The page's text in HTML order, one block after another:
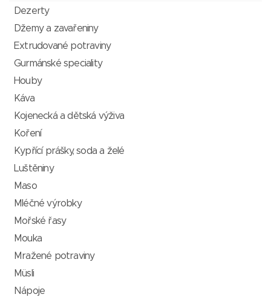
Dezerty
Džemy a zavařeniny
Extrudované potraviny
Gurmánské speciality
Houby
Káva
Kojenecká a dětská výživa
Koření
Kypřící prášky, soda a želé
Luštěniny
Maso
Mléčné výrobky
Mořské řasy
Mouka
Mražené potraviny
Müsli
Nápoje